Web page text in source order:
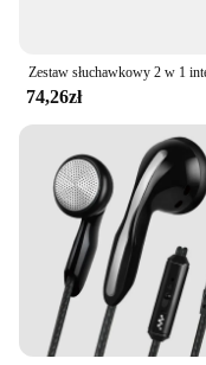
74,26zł